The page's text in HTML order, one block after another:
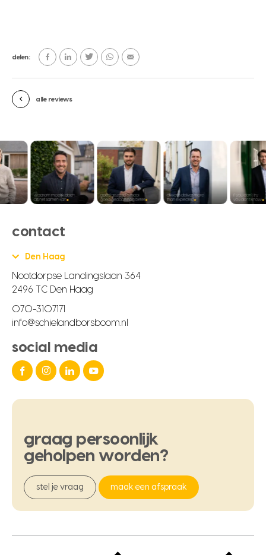
delen:
alle reviews
contact
Den Haag
Nootdorpse Landingslaan 364
2496 TC Den Haag
070-3107171
info@schielandborsboom.nl
social media
graag persoonlijk
geholpen worden?
stel je vraag maak een afspraak